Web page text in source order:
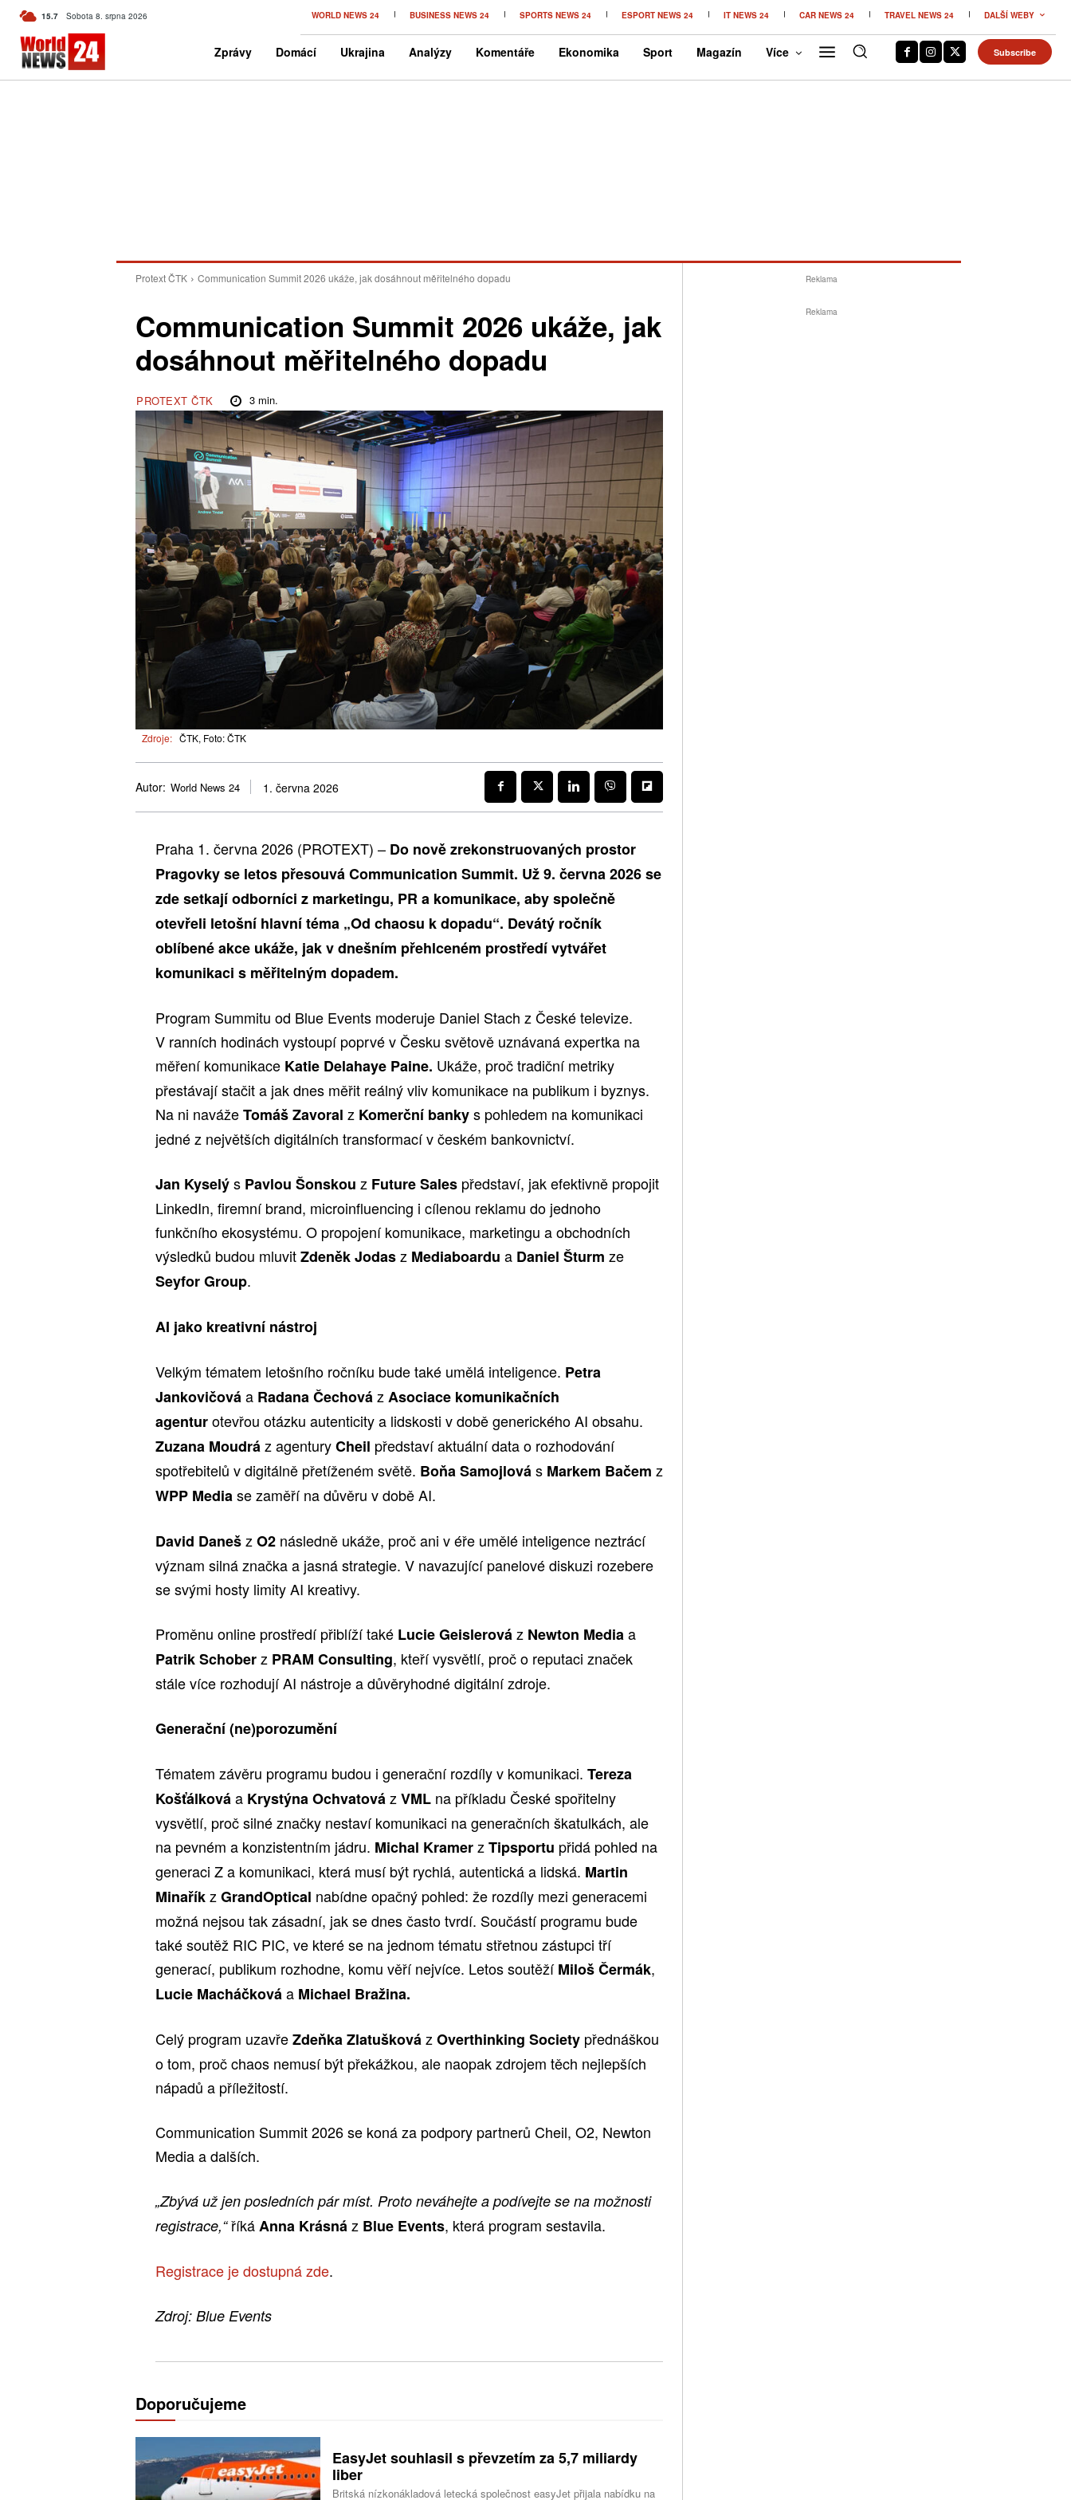
15.7 C Czech
Sobota 8. srpna 2026 WORLD NEWS 24 BUSINESS NEWS 24 SPORTS NEWS 24 ESPORT NEWS 24 IT NEWS 24 CAR NEWS 24 TRAVEL NEWS 24 DALŠÍ WEBY
Zprávy Domácí Ukrajina Analýzy Komentáře Ekonomika Sport Magazín Více Subscribe
Protext ČTK Communication Summit 2026 ukáže, jak dosáhnout měřitelného dopadu
Communication Summit 2026 ukáže, jak
dosáhnout měřitelného dopadu
PROTEXT ČTK 3min.
Zdroje: ČTK, Foto: ČTK
Autor: World News 24 1. června 2026
Praha 1. června 2026 (PROTEXT) – Do nově zrekonstruovaných prostor
Pragovky se letos přesouvá Communication Summit. Už 9. června 2026 se
zde setkají odborníci z marketingu, PR a komunikace, aby společně
otevřeli letošní hlavní téma „Od chaosu k dopadu“. Devátý ročník
oblíbené akce ukáže, jak v dnešním přehlceném prostředí vytvářet
komunikaci s měřitelným dopadem.
Program Summitu od Blue Events moderuje Daniel Stach z České televize.
V ranních hodinách vystoupí poprvé v Česku světově uznávaná expertka na
měření komunikace Katie Delahaye Paine. Ukáže, proč tradiční metriky
přestávají stačit a jak dnes měřit reálný vliv komunikace na publikum i byznys.
Na ni navážeTomáš Zavoral z Komerční bankys pohledem na komunikaci
jedné z největších digitálních transformací v českém bankovnictví.
Jan Kyselýs Pavlou Šonskou z Future Sales představí, jak efektivně propojit
LinkedIn, firemní brand, microinfluencing i cílenou reklamu do jednoho
funkčního ekosystému. O propojení komunikace, marketingu a obchodních
výsledků budou mluvitZdeněk Jodasz Mediaboardu a Daniel Šturm ze
Seyfor Group.
AI jako kreativní nástroj
Velkým tématem letošního ročníku bude také umělá inteligence. Petra
Jankovičováa Radana Čechováz Asociace komunikačních
agenturotevřou otázku autenticity a lidskosti v době generického AI obsahu.
Zuzana Moudráz agenturyCheil představí aktuální data o rozhodování
spotřebitelů v digitálně přetíženém světě. Boňa Samojlovás Markem Bačem z
WPP Mediase zaměří na důvěru v době AI.
David Danešz O2 následně ukáže, proč ani v éře umělé inteligence neztrácí
význam silná značka a jasná strategie. V navazující panelové diskuzi rozebere
se svými hosty limity AI kreativy.
Proměnu online prostředí přiblíží také Lucie Geislerováz Newton Mediaa
Patrik Schoberz PRAM Consulting, kteří vysvětlí, proč o reputaci značek
stále více rozhodují AI nástroje a důvěryhodné digitální zdroje.
Generační (ne)porozumění
Tématem závěru programu budou i generační rozdíly v komunikaci. Tereza
Košťálkováa Krystýna Ochvatováz VML na příkladu České spořitelny
vysvětlí, proč silné značky nestaví komunikaci na generačních škatulkách, ale
na pevném a konzistentním jádru. Michal Kramerz Tipsportu přidá pohled na
generaci Z a komunikaci, která musí být rychlá, autentická a lidská. Martin
Minaříkz GrandOptical nabídne opačný pohled: že rozdíly mezi generacemi
možná nejsou tak zásadní, jak se dnes často tvrdí. Součástí programu bude
také soutěž RIC PIC, ve které se na jednom tématu střetnou zástupci tří
generací, publikum rozhodne, komu věří nejvíce. Letos soutěžíMiloš Čermák,
Lucie Macháčkováa Michael Bražina.
Celý program uzavřeZdeňka Zlatuškováz Overthinking Society přednáškou
o tom, proč chaos nemusí být překážkou, ale naopak zdrojem těch nejlepších
nápadů a příležitostí.
Communication Summit 2026 se koná za podpory partnerů Cheil, O2, Newton
Media a dalších.
„Zbývá už jen posledních pár míst. Proto neváhejte a podívejte se na možnosti
registrace,“říkáAnna Krásnáz Blue Events, která program sestavila.
Registrace je dostupná zde.
Zdroj: Blue Events
Doporučujeme
EasyJet souhlasil s převzetím za 5,7 miliardy
liber
Britská nízkonákladová letecká společnost easyJet přijala nabídku na
Reklama
Reklama